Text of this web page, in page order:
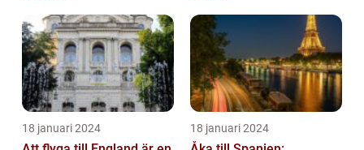
18 januari 2024 18 januari 2024